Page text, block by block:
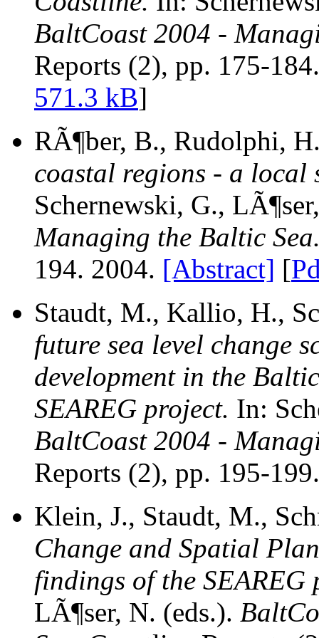
BaltCoast 2004 -
Reports (2), pp. 175-
571.3 kB]
RÃ¶ber, B., Rudolphi,
coastal regions - a local
Schernewski, G.,
Managing the Baltic
194. 2004. [Abstract] [
Staudt, M., Kallio, H.,
future sea level change
development in the
SEAREG project. In:
BaltCoast 2004 -
Reports (2), pp. 195-
Klein, J., Staudt, M.,
Change and Spatial
findings of the SEAREG
LÃ¶ser, N. (eds.).